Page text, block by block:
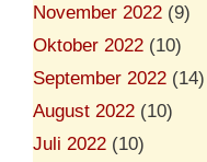
November 2022 (9)
Oktober 2022 (10)
September 2022 (14)
August 2022 (10)
Juli 2022 (10)